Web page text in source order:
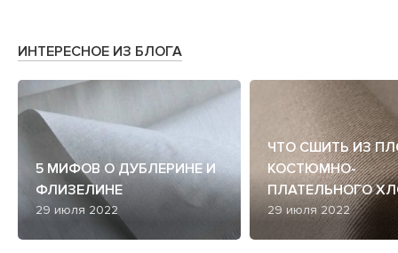
ИНТЕРЕСНОЕ ИЗ БЛОГА
5 МИФОВ О ДУБЛЕРИНЕ И
ФЛИЗЕЛИНЕ
29 июля 2022
ЧТО СШИТЬ ИЗ
КОСТЮМНО-
ПЛАТЕЛЬНОГО
29 июля 2022